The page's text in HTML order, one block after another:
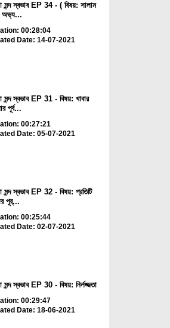
মন্দ স্বভাব EP 34 - ( বিষয়: সালাম
অভ্য...
00:28:04
Date: 14-07-2021
মন্দ স্বভাব EP 31 - বিষয়: খাবার
পূর্ব...
00:27:21
Date: 05-07-2021
মন্দ স্বভাব EP 32 - বিষয়: প্রতিটি
পূর্...
00:25:44
Date: 02-07-2021
মন্দ স্বভাব EP 30 - বিষয়: নির্লজ্জতা
00:29:47
Date: 18-06-2021